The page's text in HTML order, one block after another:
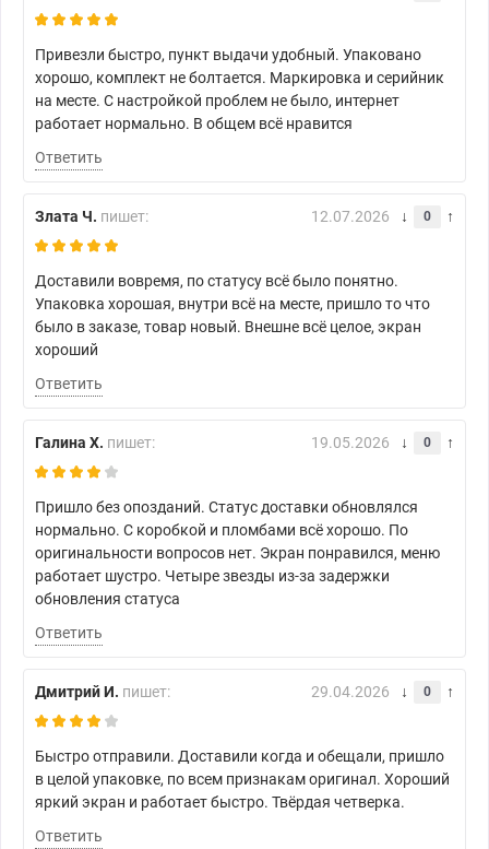
Привезли быстро, пункт выдачи удобный. Упаковано
хорошо, комплект не болтается. Маркировка и серийник
на месте. С настройкой проблем не было, интернет
работает нормально. В общем всё нравится
Ответить
Злата Ч. пишет: 12.07.2026 0
Доставили вовремя, по статусу всё было понятно.
Упаковка хорошая, внутри всё на месте, пришло то что
было в заказе, товар новый. Внешне всё целое, экран
хороший
Ответить
Галина Х. пишет: 19.05.2026 0
Пришло без опозданий. Статус доставки обновлялся
нормально. С коробкой и пломбами всё хорошо. По
оригинальности вопросов нет. Экран понравился, меню
работает шустро. Четыре звезды из-за задержки
обновления статуса
Ответить
Дмитрий И. пишет: 29.04.2026 0
Быстро отправили. Доставили когда и обещали, пришло
в целой упаковке, по всем признакам оригинал. Хороший
яркий экран и работает быстро. Твёрдая четверка.
Ответить